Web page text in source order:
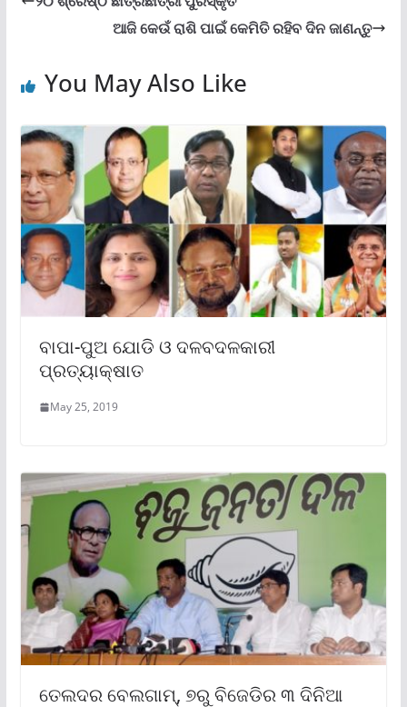
ଆଜି କେଉଁ ରାଶି ପାଇଁ କେମିତି ରହିବ ଦିନ ଜାଣନ୍ତୁ
You May Also Like
ବାପା-ପୁଅ ଯୋଡି ଓ ଦଳବଦଳକାରୀ
ପ୍ରତ୍ୟାକ୍ଷାତ
May 25, 2019
ତେଲଦର ବେଲଗାମ୍, ୭ରୁ ବିଜେଡିର ୩ ଦିନିଆ